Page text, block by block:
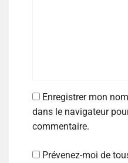
Enregistrer mon
dans le navigateur
commentaire.
Prévenez-moi de